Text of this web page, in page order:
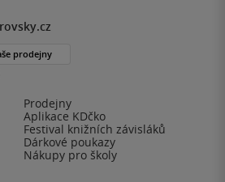
Prodejny
Aplikace KDčko
Festival knižních závisláků
Dárkové poukazy
Nákupy pro školy
prodejny